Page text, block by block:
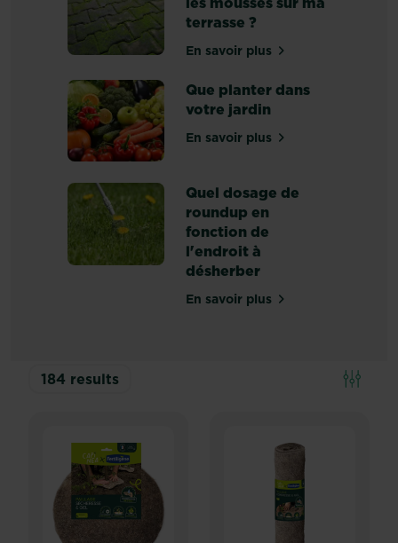
les
végétaux...
terrasse ?
En savoir plussur Comment traiter les
Que planter dans
votre jardin
En savoir plussur Que planter dans
Quel dosage de
roundup en
fonction de
l'endroit à
désherber
En savoir plussur Quel dosage de
184 results